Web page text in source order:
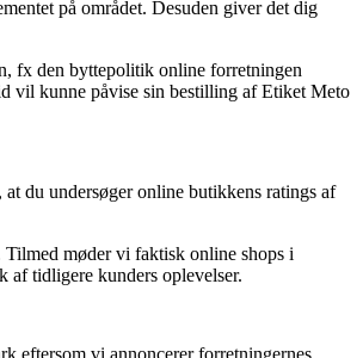
på området. Desuden giver det dig
fx den byttepolitik online forretningen
vil kunne påvise sin bestilling af Etiket Meto
du undersøger online butikkens ratings af
møder vi faktisk online shops i
af tidligere kunders oplevelser.
eftersom vi annoncerer forretningernes